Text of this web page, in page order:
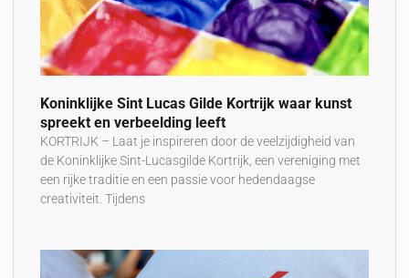
Koninklijke Sint Lucas Gilde Kortrijk waar kunst
spreekt en verbeelding leeft
KORTRIJK – Laat je inspireren door de veelzijdigheid van
de Koninklijke Sint-Lucasgilde Kortrijk, een vereniging met
een rijke traditie en een passie voor hedendaagse
creativiteit. Tijdens